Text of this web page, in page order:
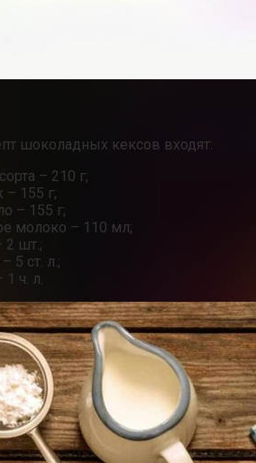
шоколадных кексов входят:
– 210 г;
– 155 г;
– 155 г;
молоко – 110 мл;
2 шт.;
5 ст. л.;
1 ч. л.